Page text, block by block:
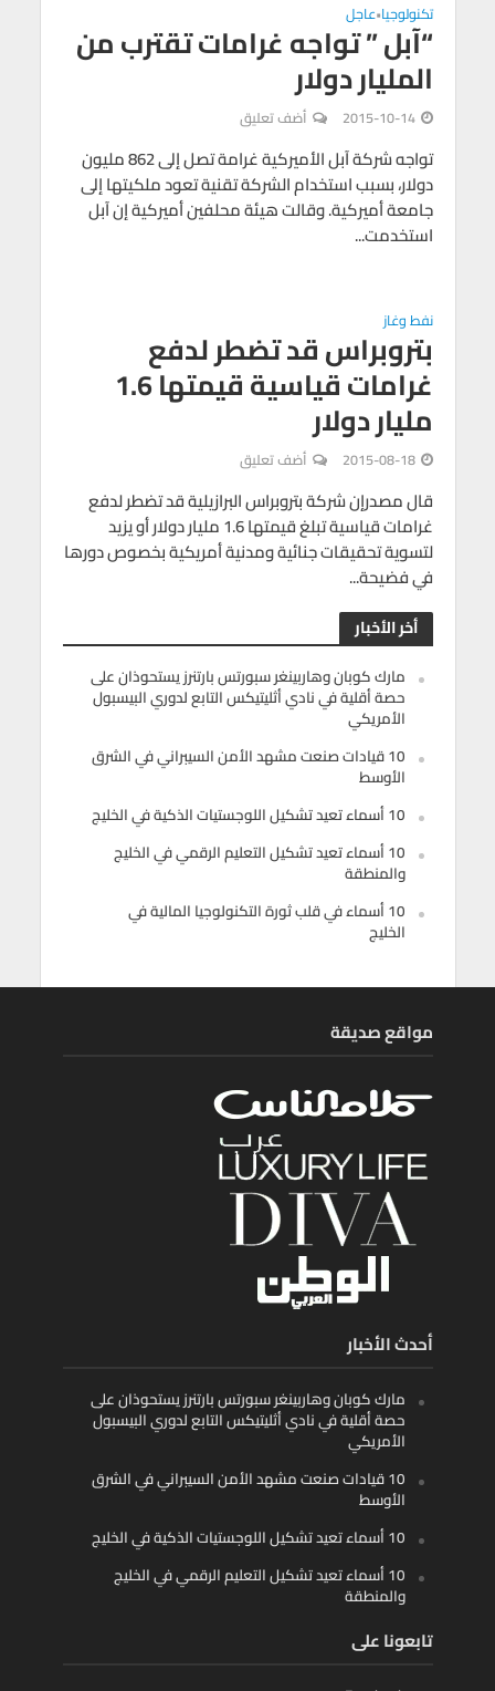
تكنولوجيا•عاجل
“آبل ” تواجه غرامات تقترب من
المليار دولار
2015-10-14 أضف تعليق
تواجه شركة آبل الأميركية غرامة تصل إلى 862 مليون
دولار، بسبب استخدام الشركة تقنية تعود ملكيتها إلى
جامعة أميركية. وقالت هيئة محلفين أميركية إن آبل
استخدمت...
نفط وغاز
بتروبراس قد تضطر لدفع
غرامات قياسية قيمتها 1.6
مليار دولار
2015-08-18 أضف تعليق
قال مصدرإن شركة بتروبراس البرازيلية قد تضطر لدفع
غرامات قياسية تبلغ قيمتها 1.6 مليار دولار أو يزيد
لتسوية تحقيقات جنائية ومدنية أمريكية بخصوص دورها
في فضيحة...
أخر الأخبار
مارك كوبان وهاربينغر سبورتس بارتنرز يستحوذان على
حصة أقلية في نادي أثليتيكس التابع لدوري البيسبول
الأمريكي
10 قيادات صنعت مشهد الأمن السيبراني في الشرق
الأوسط
10 أسماء تعيد تشكيل اللوجستيات الذكية في الخليج
10 أسماء تعيد تشكيل التعليم الرقمي في الخليج
والمنطقة
10 أسماء في قلب ثورة التكنولوجيا المالية في
الخليج
مواقع صديقة
أحدث الأخبار
مارك كوبان وهاربينغر سبورتس بارتنرز يستحوذان على
حصة أقلية في نادي أثليتيكس التابع لدوري البيسبول
الأمريكي
10 قيادات صنعت مشهد الأمن السيبراني في الشرق
الأوسط
10 أسماء تعيد تشكيل اللوجستيات الذكية في الخليج
10 أسماء تعيد تشكيل التعليم الرقمي في الخليج
والمنطقة
تابعونا على